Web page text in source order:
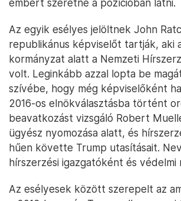
bűncselekménnyel is megvádolt
hogy ki fogja vezetni a legfőbb
is ellátó igazságügyi minisztériumot –
az FBI is. Közben egyébként a
Trump megválasztása miatt
a büntetőügyek lezárásáról. Az első
rendszeresen összecsapott a
politikai függetlenségét védelmező
és most egy hozzá teljes
embert szeretne a pozícióban látni.
Az egyik esélyes jelöltnek John